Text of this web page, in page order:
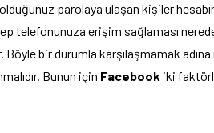
parolaya ulaşan kişiler
telefonunuza erişim sağlaması
bir durumla karşılaşmamak
Bunun için Facebook iki